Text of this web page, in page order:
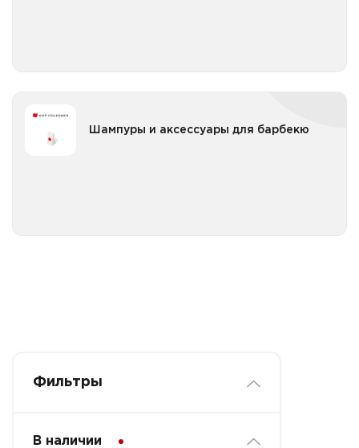
Шампуры и аксессуары для барбекю
Фильтры
В наличии